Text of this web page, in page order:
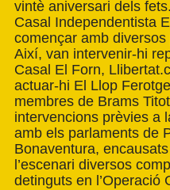
vintè aniversari dels
Casal Independentista
començar amb
Així, van intervenir-hi
Casal El Forn,
actuar-hi El Llop
membres de Brams
intervencions prèvies a
amb els parlaments de
Bonaventura,
l’escenari diversos
detinguts en l’Operació